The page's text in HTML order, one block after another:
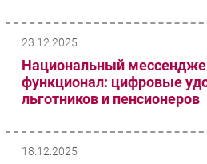
23.12.2025
Национальный
функционал: цифровые
льготников и пенсионеров
18.12.2025